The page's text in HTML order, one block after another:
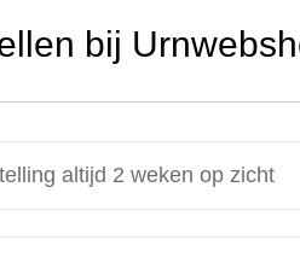
bij
altijd 2 weken op zicht